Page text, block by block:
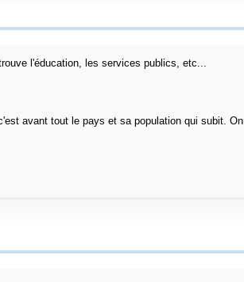
l'éducation, les services publics, etc...
avant tout le pays et sa population qui subit.